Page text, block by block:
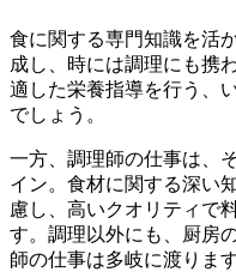
食に関する専門知識を活
成し、時には調理にも携
適した栄養指導を行う、
でしょう。
一方、調理師の仕事は、
イン。 食材に関する深い
慮し、高いクオリティで
す。調理以外にも、
厨房
師の仕事は多岐に渡ります